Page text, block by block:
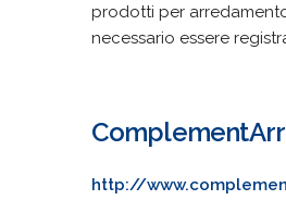
prodotti per
necessario essere
http://